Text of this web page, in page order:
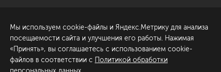
Обсудить проект
ул. Академика Павлова, 6
к1
+7 (812) 200-95-55
Мы используем cookie-файлы и Яндекс.Метрику для анализа
посещаемости сайта и улучшения его работы. Нажимая
«Принять», вы соглашаетесь с использованием cookie-
файлов в соответствии с Политикой обработки